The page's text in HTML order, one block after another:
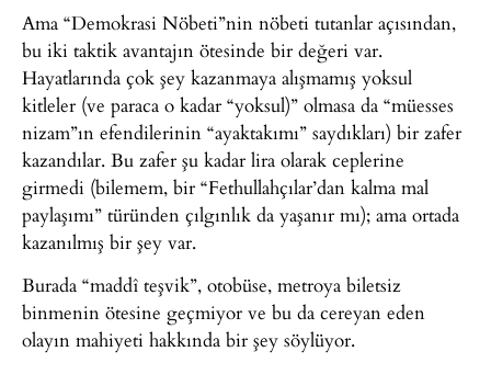
Ama “Demokrasi Nöbeti”nin nöbeti tutanlar açısından,
bu iki taktik avantajın ötesinde bir değeri var.
Hayatlarında çok şey kazanmaya alışmamış yoksul
kitleler (ve paraca o kadar “yoksul)” olmasa da “müesses
nizam”ın efendilerinin “ayaktakımı” saydıkları) bir zafer
kazandılar. Bu zafer şu kadar lira olarak ceplerine
girmedi (bilemem, bir “Fethullahçılar’dan kalma mal
paylaşımı” türünden çılgınlık da yaşanır mı); ama ortada
kazanılmış bir şey var.
Burada “maddî teşvik”, otobüse, metroya biletsiz
binmenin ötesine geçmiyor ve bu da cereyan eden
olayın mahiyeti hakkında bir şey söylüyor.